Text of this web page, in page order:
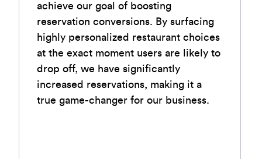
achieve our goal of boosting
reservation conversions. By surfacing
highly personalized restaurant choices
at the exact moment users are likely to
drop off, we have significantly
increased reservations, making it a
true game-changer for our business.